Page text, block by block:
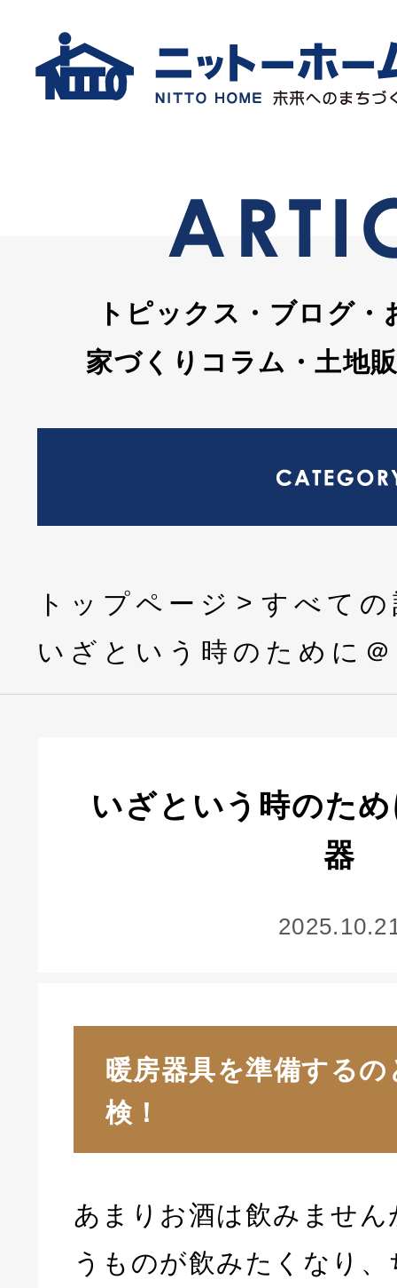
トピックス・ブログ・
家づくりコラム・土地
トップページ
すべて
いざという時のために
いざという時のた
器
暖房器具を準備する
検！
あまりお酒は飲みませ
うものが飲みたくなり